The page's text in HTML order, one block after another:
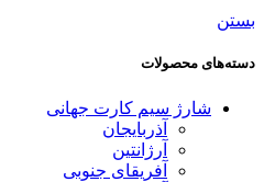
بستن
دسته‌های محصولات
شارژ سیم کارت جهانی
آذربایجان
آرژانتین
آفریقای جنوبی